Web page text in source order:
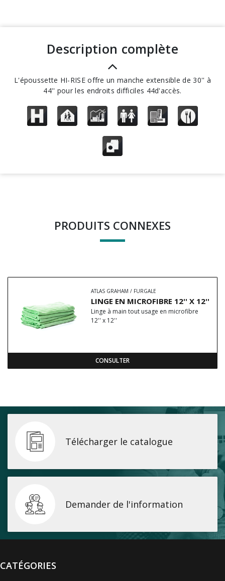
description complète
L'époussette HI-RISE offre un manche extensible de 30'' à
44'' pour les endroits difficiles 44d'accès.
PRODUITS CONNEXES
ATLAS GRAHAM / FURGALE
LINGE EN MICROFIBRE 12'' X 12''
Linge à main tout usage en microfibre
12'' x 12''
CONSULTER
Télécharger le catalogue
Demander de l'information
CATÉGORIES